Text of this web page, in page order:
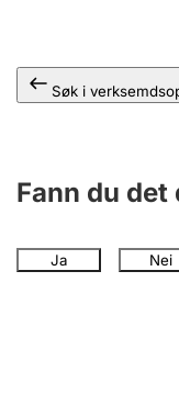
Søk i
Fann du
Ja Nei